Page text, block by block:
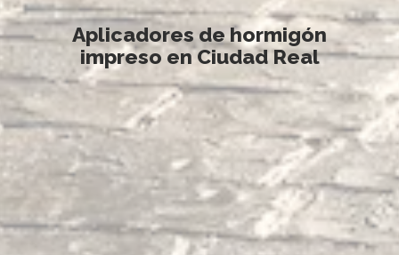
Aplicadores de hormigón
impreso en Ciudad Real